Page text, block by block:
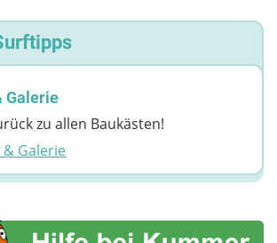
Galerie
zu allen Baukästen!
Galerie